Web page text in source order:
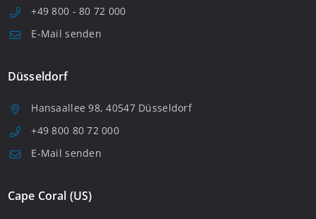
+49 800 - 80 72 000
E-Mail senden
Düsseldorf
Hansaallee 98, 40547 Düsseldorf
+49 800 80 72 000
E-Mail senden
Cape Coral (US)